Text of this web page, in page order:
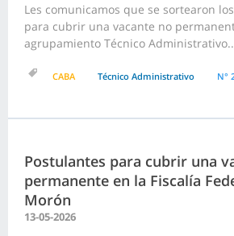
Les comunicamos que se sortearon
para cubrir una vacante no
agrupamiento Técnico
CABA Técnico Administrativo N°
Postulantes para cubrir una
permanente en la Fiscalía
Morón
13-05-2026